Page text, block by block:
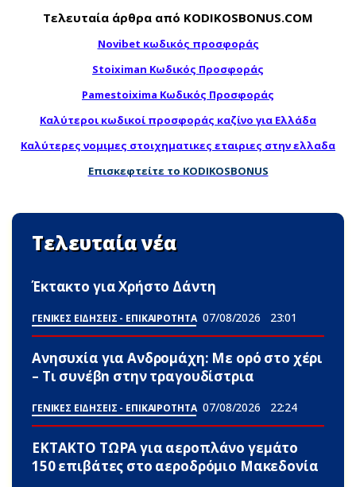
Τελευταία άρθρα από KODIKOSBONUS.COM
Novibet κωδικός προσφοράς
Stoiximan Κωδικός Προσφοράς
Pamestoixima Κωδικός Προσφοράς
Καλύτεροι κωδικοί προσφοράς καζίνο για Ελλάδα
Καλύτερες νομιμες στοιχηματικες εταιριες στην ελλαδα
Επισκεφτείτε το KODIKOSBONUS
Τελευταία νέα
Έκτακτο για Χρήστο Δάντη
ΓΕΝΙΚΕΣ ΕΙΔΗΣΕΙΣ - ΕΠΙΚΑΙΡΟΤΗΤΑ 07/08/2026 23:01
Ανησυxία για Ανδρομάχη: Με ορό στο χέρι
– Τι συνέβn στην τραγουδίστρια
ΓΕΝΙΚΕΣ ΕΙΔΗΣΕΙΣ - ΕΠΙΚΑΙΡΟΤΗΤΑ 07/08/2026 22:24
ΕΚΤΑΚΤΟ ΤΩΡΑ για αεροπλάνο γεμάτο
150 επιβάτες στο αεροδρόμιο Μακεδονία